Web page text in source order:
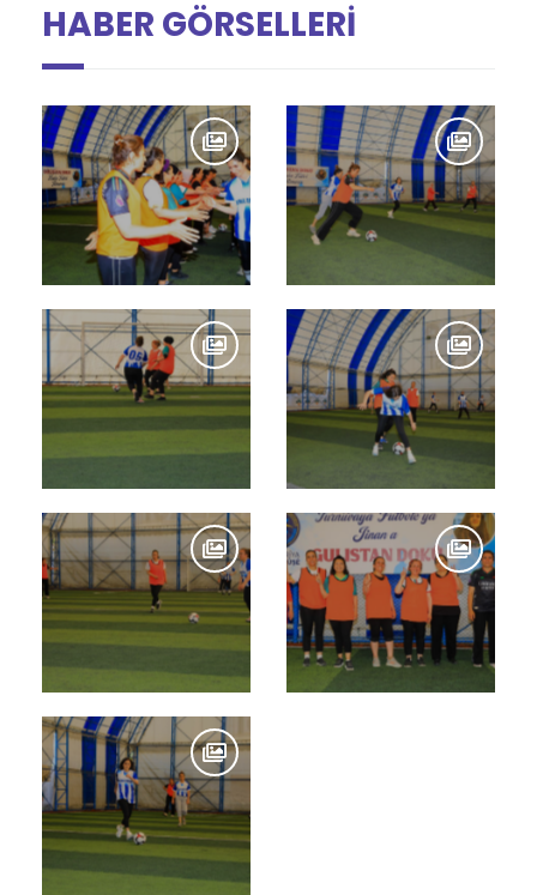
HABER GÖRSELLERİ